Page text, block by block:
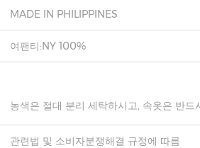
MADE IN PHILIPPINES
여팬티:NY 100%
농색은 절대 분리 세탁하시고, 속옷은 반
관련법 및 소비자분쟁해결 규정에 따름